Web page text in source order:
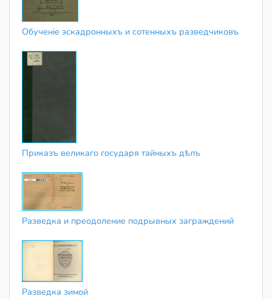
Обученіе эскадронныхъ и сотенныхъ разведчиковъ
Приказъ великаго государя тайныхъ дѣлъ
Разведка и преодоление подрывных заграждений
Разведка зимой